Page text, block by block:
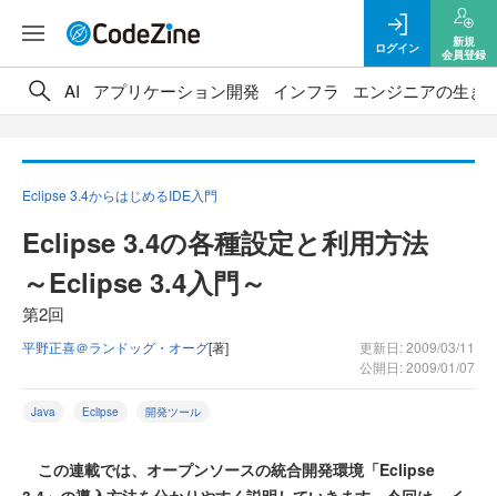
ログイン
新規
会員登録
AI アプリケーション開発 インフラ エンジニアの生き
Eclipse 3.4からはじめるIDE入門
Eclipse 3.4の各種設定と利用方法
～Eclipse 3.4入門～
第2回
平野正喜＠ランドッグ・オーグ[著]
更新日: 2009/03/11
公開日: 2009/01/07
Java Eclipse 開発ツール
この連載では、オープンソースの統合開発環境「Eclipse